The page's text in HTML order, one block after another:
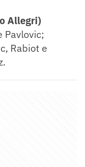
Allegri)
Pavlovic;
Rabiot e